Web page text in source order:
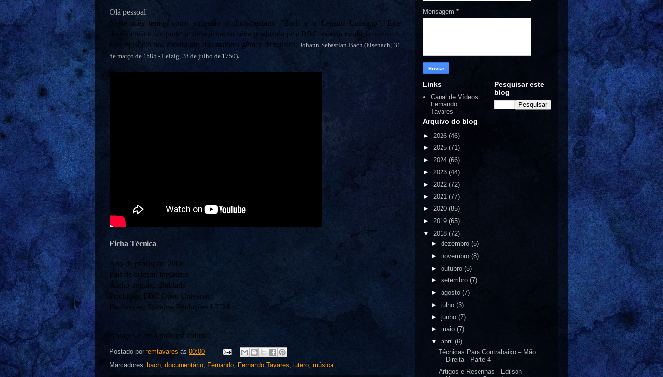
Olá pessoal!
Neste mês temos como sugestão o documentário "Bach e o Legado Luterano". Este
documentário faz parte de uma pequena séria produzida pela BBC sobre a evolução musical.
Este episódio nos mostra um dos maiores gênios da música:Johann Sebastian Bach (Eisenach, 31
de março de 1685 - Leizig, 28 de julho de 1750).
Ficha Técnica
Ano de produção: 2008
País de origem: Inglaterra
Áudio original: Dublado
Produção: BBC Open University
Realização: Synapse Produções LTDA
Abraços e até a próxima coluna!
Postado por femtavares às 00:00
Marcadores: bach, documentário, Fernando, Fernando Tavares, lutero, música
Mensagem *
Links
Canal de Vídeos
Fernando
Tavares
Pesquisar este
blog
Arquivo do blog
► 2026 (46)
► 2025 (71)
► 2024 (66)
► 2023 (44)
► 2022 (72)
► 2021 (77)
► 2020 (85)
► 2019 (65)
▼ 2018 (72)
► dezembro (5)
► novembro (8)
► outubro (5)
► setembro (7)
► agosto (7)
► julho (3)
► junho (7)
► maio (7)
▼ abril (6)
Técnicas Para Contrabaixo – Mão
Direita - Parte 4
Artigos e Resenhas - Edilson